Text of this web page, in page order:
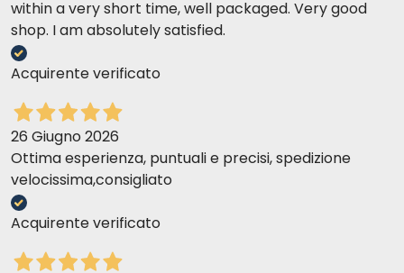
within a very short time, well packaged. Very good
shop. I am absolutely satisfied.
Acquirente verificato
26 Giugno 2026
Ottima esperienza, puntuali e precisi, spedizione
velocissima,consigliato
Acquirente verificato